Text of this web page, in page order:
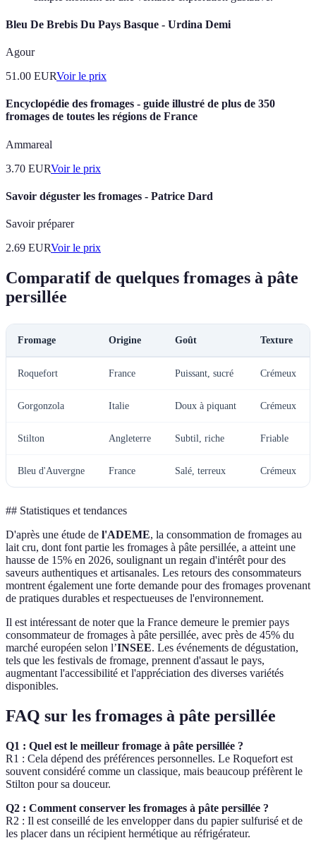
Bleu De Brebis Du Pays Basque - Urdina Demi
Agour
51.00 EURVoir le prix
Encyclopédie des fromages - guide illustré de plus de 350
fromages de toutes les régions de France
Ammareal
3.70 EURVoir le prix
Savoir déguster les fromages - Patrice Dard
Savoir préparer
2.69 EURVoir le prix
Comparatif de quelques fromages à pâte
persillée
Fromage Origine Goût Texture
Roquefort France Puissant, sucré Crémeux
Gorgonzola Italie Doux à piquant Crémeux
Stilton Angleterre Subtil, riche Friable
Bleu d'Auvergne France Salé, terreux Crémeux
## Statistiques et tendances
D'après une étude de l'ADEME, la consommation de fromages au
lait cru, dont font partie les fromages à pâte persillée, a atteint une
hausse de 15% en 2026, soulignant un regain d'intérêt pour des
saveurs authentiques et artisanales. Les retours des consommateurs
montrent également une forte demande pour des fromages provenant
de pratiques durables et respectueuses de l'environnement.
Il est intéressant de noter que la France demeure le premier pays
consommateur de fromages à pâte persillée, avec près de 45% du
marché européen selon l’INSEE. Les événements de dégustation,
tels que les festivals de fromage, prennent d'assaut le pays,
augmentant l'accessibilité et l'appréciation des diverses variétés
disponibles.
FAQ sur les fromages à pâte persillée
Q1 : Quel est le meilleur fromage à pâte persillée ?
R1 : Cela dépend des préférences personnelles. Le Roquefort est
souvent considéré comme un classique, mais beaucoup préfèrent le
Stilton pour sa douceur.
Q2 : Comment conserver les fromages à pâte persillée ?
R2 : Il est conseillé de les envelopper dans du papier sulfurisé et de
les placer dans un récipient hermétique au réfrigérateur.